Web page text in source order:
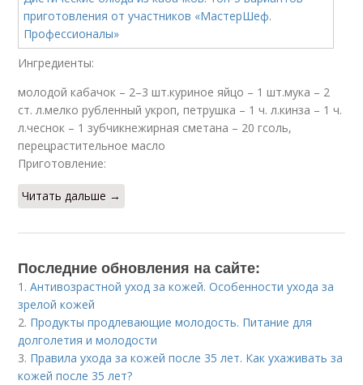
Ингредиенты:
молодой кабачок – 2–3 шт.куриное яйцо – 1 шт.мука – 2
ст. л.мелко рубленный укроп, петрушка – 1 ч. л.кинза – 1 ч.
л.чеснок – 1 зубчикнежирная сметана – 20 гсоль,
перецрастительное масло
Приготовление:
Читать дальше →
Последние обновления на сайте:
1.Антивозрастной уход за кожей. Особенности ухода за
зрелой кожей
2. Продукты продлевающие молодость. Питание для
долголетия и молодости
3. Правила ухода за кожей после 35 лет. Как ухаживать за
кожей после 35 лет?